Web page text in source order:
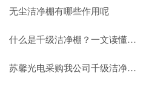
助力环保型半导体产业发展
无尘洁净棚有哪些作用呢
什么是千级洁净棚？一文读懂其结构特点与局部净化优势
苏馨光电采购我公司千级洁净棚普通工作台一批（7月07日）已顺利交货